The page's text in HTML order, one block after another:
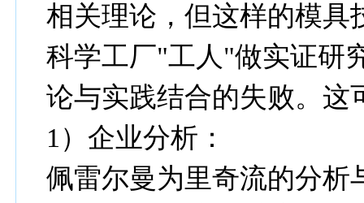
相关理论，但这样的模具
科学工厂"工人"做实证研
论与实践结合的失败。这
1）企业分析：
佩雷尔曼为里奇流的分析